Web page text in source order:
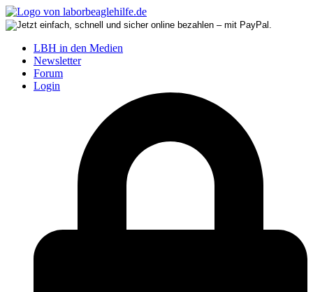
LBH in den Medien
Newsletter
Forum
Login